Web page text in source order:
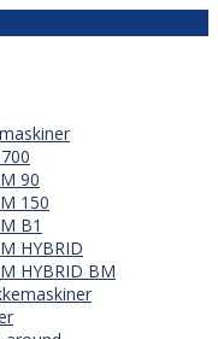
90
150
B1
HYBRID
HYBRID BM